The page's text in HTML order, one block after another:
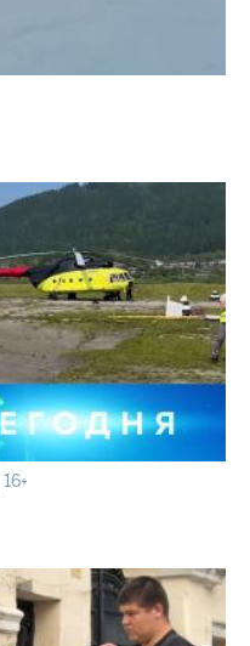
16+